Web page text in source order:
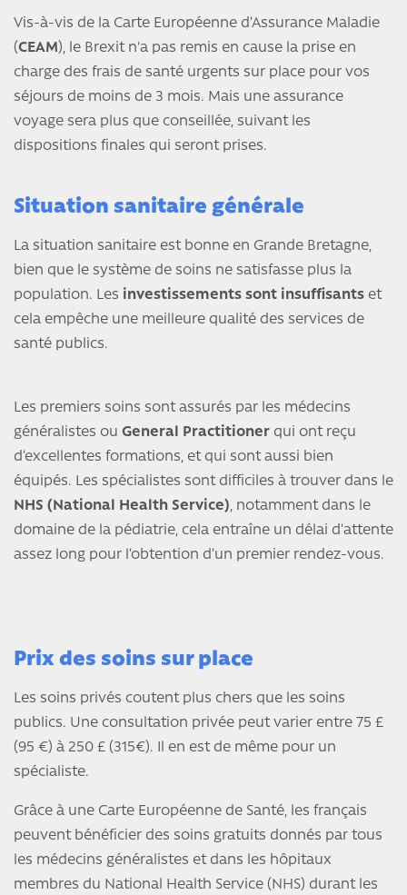
Vis-à-vis de la Carte Européenne d’Assurance Maladie
(CEAM), le Brexit n'a pas remis en cause la prise en
charge des frais de santé urgents sur place pour vos
séjours de moins de 3 mois. Mais une assurance
voyage sera plus que conseillée, suivant les
dispositions finales qui seront prises.
Situation sanitaire générale
La situation sanitaire est bonne en Grande Bretagne,
bien que le système de soins ne satisfasse plus la
population. Les investissements sont insuffisants et
cela empêche une meilleure qualité des services de
santé publics.
Les premiers soins sont assurés par les médecins
généralistes ou General Practitioner qui ont reçu
d’excellentes formations, et qui sont aussi bien
équipés. Les spécialistes sont difficiles à trouver dans le
NHS (National Health Service), notamment dans le
domaine de la pédiatrie, cela entraîne un délai d’attente
assez long pour l’obtention d’un premier rendez-vous.
Prix des soins sur place
Les soins privés coutent plus chers que les soins
publics. Une consultation privée peut varier entre 75 £
(95 €) à 250 £ (315€). Il en est de même pour un
spécialiste.
Grâce à une Carte Européenne de Santé, les français
peuvent bénéficier des soins gratuits donnés par tous
les médecins généralistes et dans les hôpitaux
membres du National Health Service (NHS) durant les